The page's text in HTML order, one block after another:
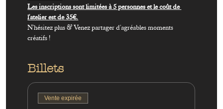
Les inscriptions sont limitées à 5 personnes et le coût de
N'hésitez plus & Venez partager d'agréables moments
créatifs !
Billets
Vente expirée